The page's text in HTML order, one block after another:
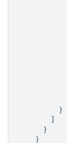
}
]
}
}